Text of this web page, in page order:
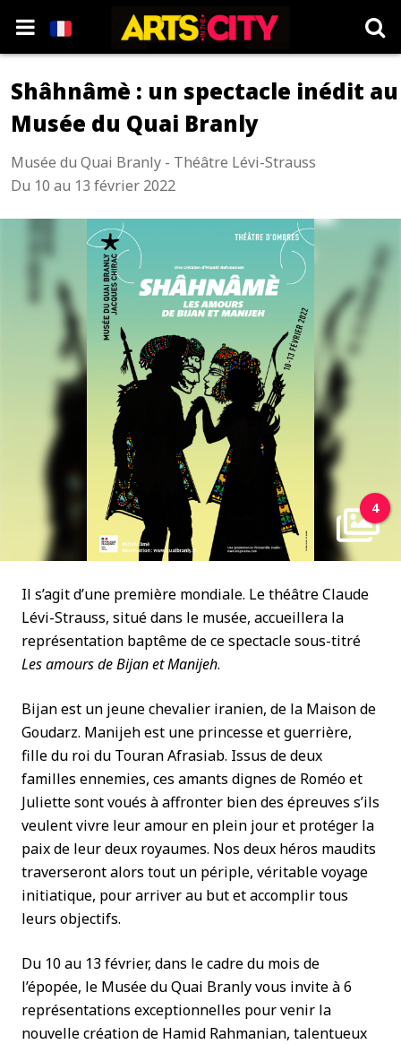
Shâhnâmè : un spectacle inédit au
Musée du Quai Branly
Musée du Quai Branly - Théâtre Lévi-Strauss
Du 10 au 13 février 2022
4
Il s’agit d’une première mondiale. Le théâtre Claude
Lévi-Strauss, situé dans le musée, accueillera la
représentation baptême de ce spectacle sous-titré
Les amours de Bijan et Manijeh.
Bijan est un jeune chevalier iranien, de la Maison de
Goudarz. Manijeh est une princesse et guerrière,
fille du roi du Touran Afrasiab. Issus de deux
familles ennemies, ces amants dignes de Roméo et
Juliette sont voués à affronter bien des épreuves s’ils
veulent vivre leur amour en plein jour et protéger la
paix de leur deux royaumes. Nos deux héros maudits
traverseront alors tout un périple, véritable voyage
initiatique, pour arriver au but et accomplir tous
leurs objectifs.
Du 10 au 13 février, dans le cadre du mois de
l’épopée, le Musée du Quai Branly vous invite à 6
représentations exceptionnelles pour venir la
nouvelle création de Hamid Rahmanian, talentueux